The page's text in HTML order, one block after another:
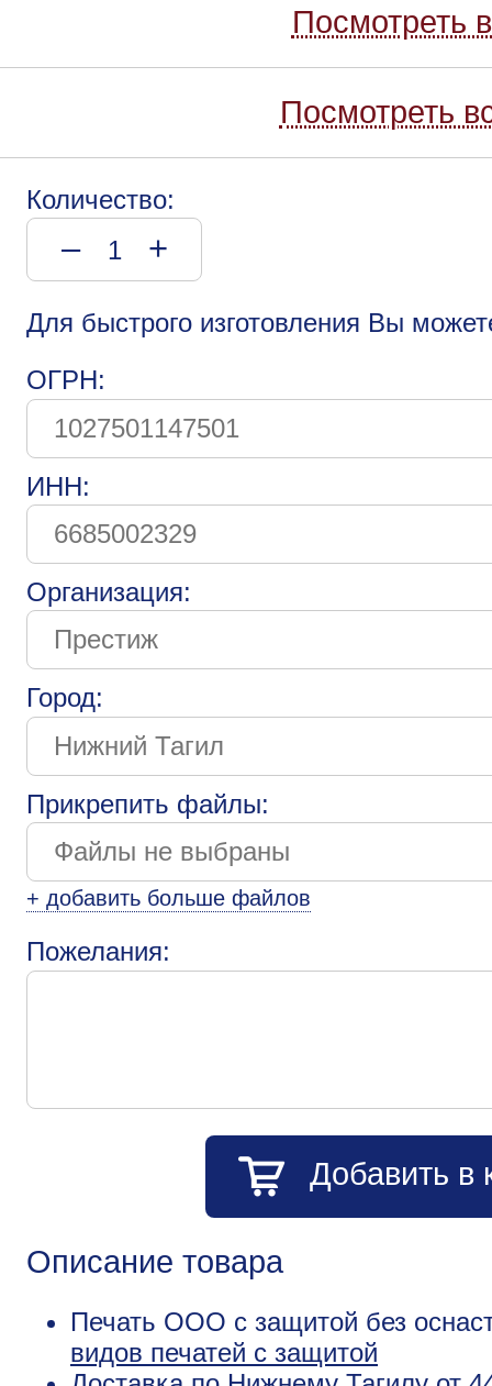
Посмотреть
Посмотреть
Количество:
– +
Для быстрого изготовления Вы
ОГРН:
ИНН:
Организация:
Город:
Прикрепить файлы:
+ добавить больше файлов
Пожелания:
Добавить в
Описание товара
Печать ООО с защитой без
видов печатей с защитой